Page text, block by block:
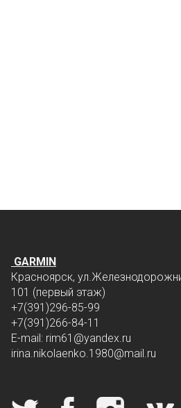
GARMIN
Красноярск,
101 (первый этаж)
+7(391)296-85-99
+7(391)266-84-11
E-mail: rim61 @yandex.ru
irina.nikolaenko.1980@mail.ru
Мы в социальных сетях